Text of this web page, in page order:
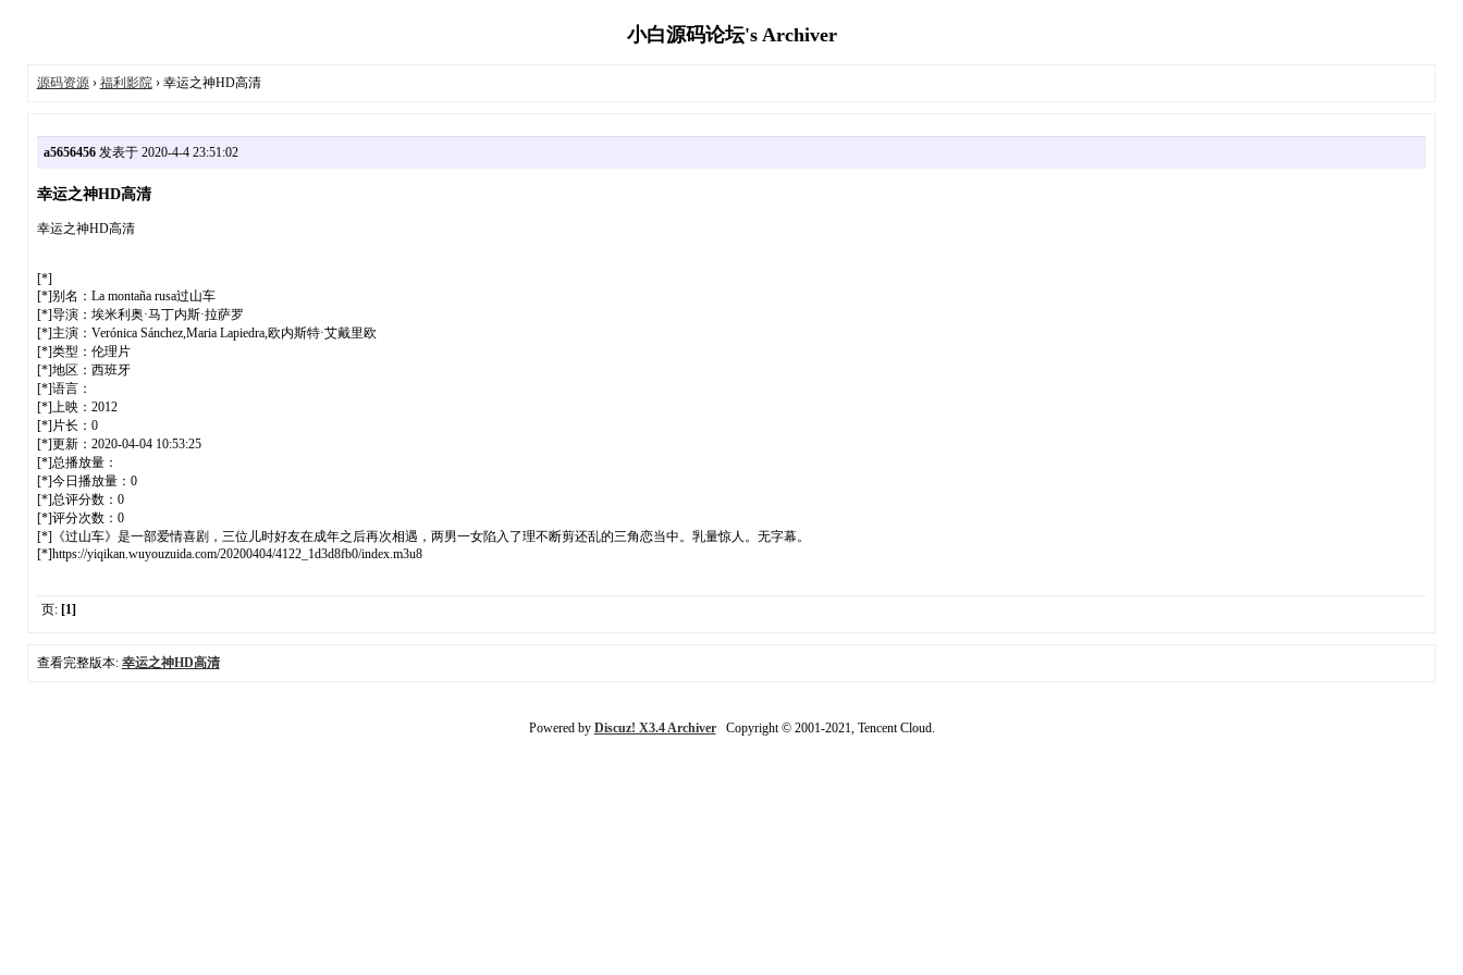
小白源码论坛's Archiver
源码资源› 福利影院› 幸运之神HD高清
a5656456发表于 2020-4-4 23:51:02
幸运之神HD高清
幸运之神HD高清
[*]
[*]别名：La montaña rusa过山车
[*]导演：埃米利奥·马丁内斯·拉萨罗
[*]主演：Verónica Sánchez,Maria Lapiedra,欧内斯特·艾戴里欧
[*]类型：伦理片
[*]地区：西班牙
[*]语言：
[*]上映：2012
[*]片长：0
[*]更新：2020-04-04 10:53:25
[*]总播放量：
[*]今日播放量：0
[*]总评分数：0
[*]评分次数：0
[*]《过山车》是一部爱情喜剧，三位儿时好友在成年之后再次相遇，两男一女陷入了理不断剪还乱的三角恋当中。乳量惊人。无字幕。
[*]https://yiqikan.wuyouzuida.com/20200404/4122_1d3d8fb0/index.m3u8
页: [1]
查看完整版本: 幸运之神HD高清
Powered by Discuz! X3.4 ArchiverCopyright © 2001-2021, Tencent Cloud.